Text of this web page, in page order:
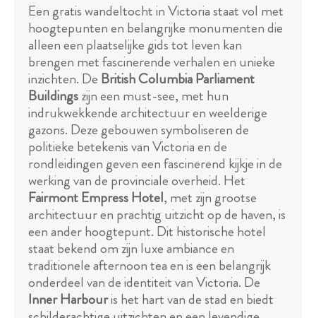
Een gratis wandeltocht in Victoria staat vol met
hoogtepunten en belangrijke monumenten die
alleen een plaatselijke gids tot leven kan
brengen met fascinerende verhalen en unieke
inzichten. De British Columbia Parliament
Buildingszijn een must-see, met hun
indrukwekkende architectuur en weelderige
gazons. Deze gebouwen symboliseren de
politieke betekenis van Victoria en de
rondleidingen geven een fascinerend kijkje in de
werking van de provinciale overheid. Het
Fairmont Empress Hotel, met zijn grootse
architectuur en prachtig uitzicht op de haven, is
een ander hoogtepunt. Dit historische hotel
staat bekend om zijn luxe ambiance en
traditionele afternoon tea en is een belangrijk
onderdeel van de identiteit van Victoria. De
Inner Harbouris het hart van de stad en biedt